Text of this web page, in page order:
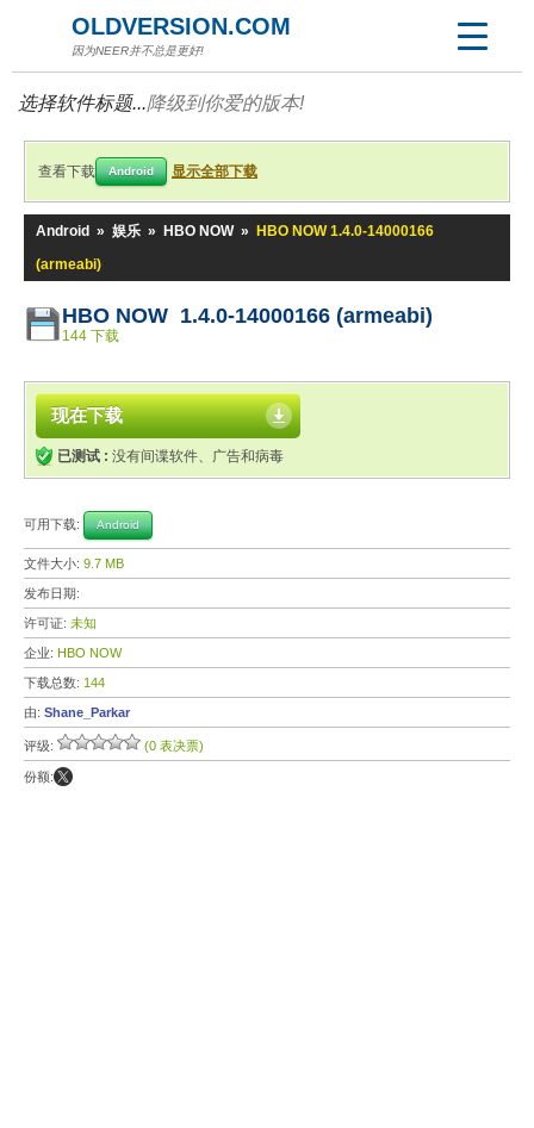
OLDVERSION.COM
因为NEER并不总是更好!
选择软件标题...降级到你爱的版本!
查看下载 Android 显示全部下载
Android » 娱乐 » HBO NOW »
HBO NOW 1.4.0-14000166
(armeabi)
HBO NOW 1.4.0-14000166 (armeabi)
144 下载
现在下载
已测试 : 没有间谍软件、广告和病毒
可用下载: Android
文件大小: 9.7 MB
发布日期:
许可证: 未知
企业: HBO NOW
下载总数: 144
由: Shane_Parkar
评级: (0 表决票)
份额: